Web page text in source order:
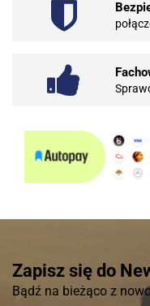
Zapisz się do
Bądź na bieżąco z